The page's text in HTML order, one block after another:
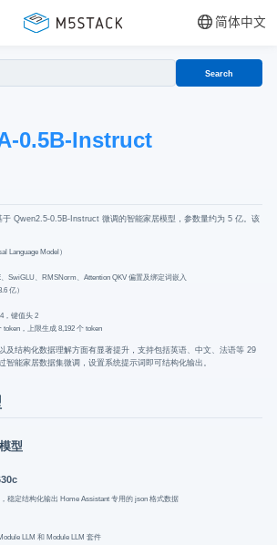
简体中文
Search
0.5B-Instruct
Qwen2.5-0.5B-Instruct 微调的智能家居模型，参数量约为 5 亿。该
Language Model）
SwiGLU、RMSNorm、Attention QKV 偏置及绑定词嵌入
亿）
，键值头 2
token，上限生成 8,192 个 token
及结构化数据理解方面有显著提升，支持包括英语、中文、法语等 29
智能家居数据集微调，设置系统提示词即可结构化输出。
型
稳定结构化输出 Home Assistant 专用的 json 格式数据
LLM 和 Module LLM 套件